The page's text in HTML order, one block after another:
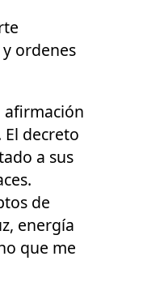
ordenes
afirmación
decreto
a sus
de
energía
que me